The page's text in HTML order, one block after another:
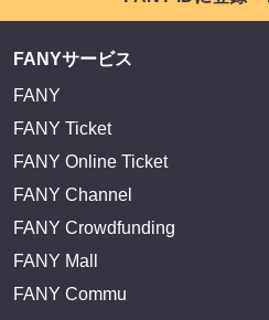
FANY IDに登録・
FANYサービス
FANY
FANY Ticket